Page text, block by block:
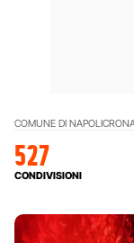
COMUNE DI NAPOLI
527
CONDIVISIONI